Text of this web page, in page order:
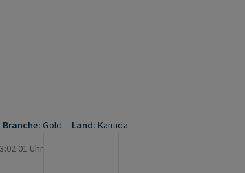
Branche: Gold Land: Kanada
Uhr